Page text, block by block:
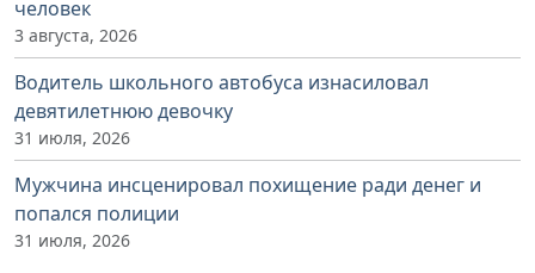
человек
3 августа, 2026
Водитель школьного автобуса изнасиловал
девятилетнюю девочку
31 июля, 2026
Мужчина инсценировал похищение ради денег и
попался полиции
31 июля, 2026